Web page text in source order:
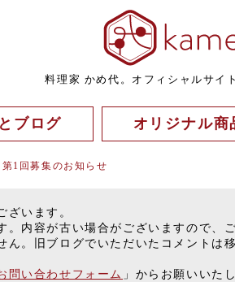
料理家 かめ代。オフィシャルサイ
ブログ オリジナル商
1回募集のお知らせ
ざいます。
内容が古い場合がございますので、
ん。旧ブログでいただいたコメントは
問い合わせフォーム 」からお願いいた